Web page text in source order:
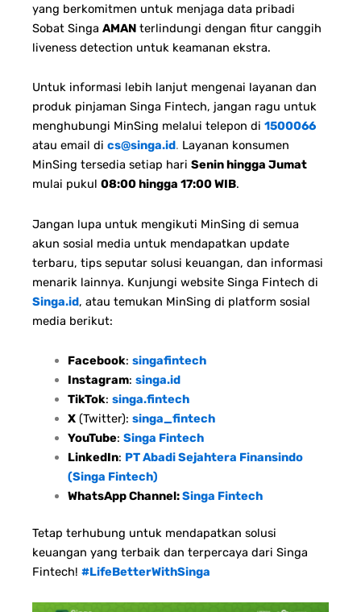
yang berkomitmen untuk menjaga data pribadi
Sobat Singa AMAN terlindungi dengan fitur canggih
liveness detection untuk keamanan ekstra.
Untuk informasi lebih lanjut mengenai layanan dan
produk pinjaman Singa Fintech, jangan ragu untuk
menghubungi MinSing melalui telepon di 1500066
atau email di cs@singa.id. Layanan konsumen
MinSing tersedia setiap hari Senin hingga Jumat
mulai pukul 08:00 hingga 17:00 WIB.
Jangan lupa untuk mengikuti MinSing di semua
akun sosial media untuk mendapatkan update
terbaru, tips seputar solusi keuangan, dan informasi
menarik lainnya. Kunjungi website Singa Fintech di
Singa.id, atau temukan MinSing di platform sosial
media berikut:
Facebook: singafintech
Instagram: singa.id
TikTok: singa.fintech
X(Twitter): singa_fintech
YouTube: Singa Fintech
LinkedIn: PT Abadi Sejahtera Finansindo
(Singa Fintech)
WhatsApp Channel:Singa Fintech
Tetap terhubung untuk mendapatkan solusi
keuangan yang terbaik dan terpercaya dari Singa
Fintech! #LifeBetterWithSinga